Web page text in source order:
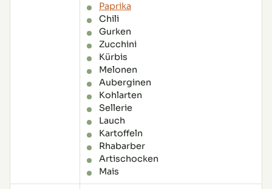
Paprika
Chili
Gurken
Zucchini
Kürbis
Melonen
Auberginen
Kohlarten
Sellerie
Lauch
Kartoffeln
Rhabarber
Artischocken
Mais